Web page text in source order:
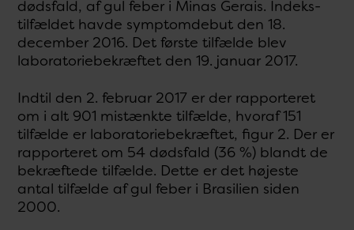
dødsfald, af gul feber i Minas Gerais. Indeks-
tilfældet havde symptomdebut den 18.
december 2016. Det første tilfælde blev
laboratoriebekræftet den 19. januar 2017.
Indtil den 2. februar 2017 er der rapporteret
om i alt 901 mistænkte tilfælde, hvoraf 151
tilfælde er laboratoriebekræftet, figur 2. Der er
rapporteret om 54 dødsfald (36 %) blandt de
bekræftede tilfælde. Dette er det højeste
antal tilfælde af gul feber i Brasilien siden
2000.